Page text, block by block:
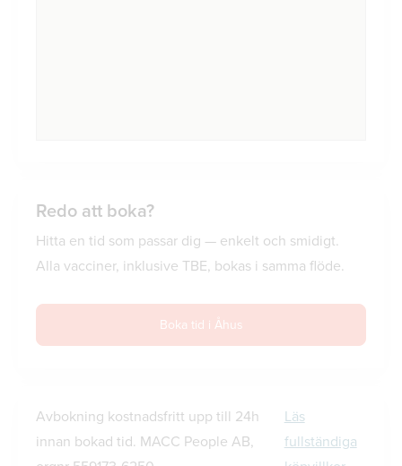
Redo att boka?
Hitta en tid som passar dig — enkelt och smidigt.
Alla vacciner, inklusive TBE, bokas i samma flöde.
Boka tid i Åhus
Avbokning kostnadsfritt upp till 24h
innan bokad tid. MACC People AB,
Läs
fullständiga